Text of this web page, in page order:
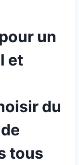
un
et
du
tous